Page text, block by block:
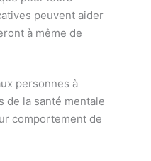
peuvent aider
à même de
personnes à
de la santé mentale
comportement de